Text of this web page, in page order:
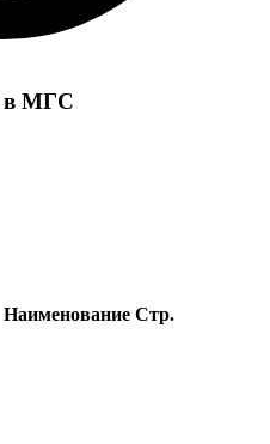
в МГС
Наименование Стр.